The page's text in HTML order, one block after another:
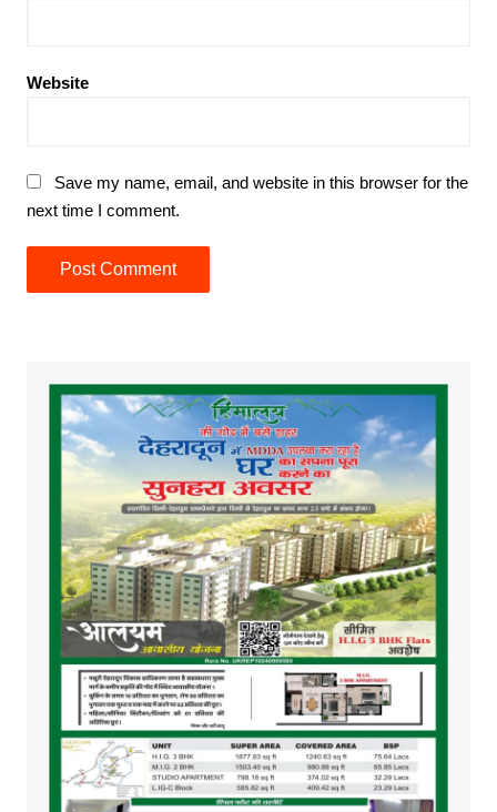
Website
Save my name, email, and website in this browser for the
next time I comment.